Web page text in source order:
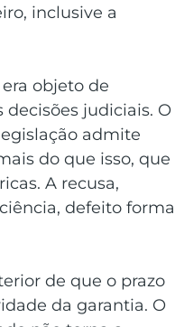
inclusive a
objeto de
decisões judiciais.
admite
do que isso, que
A recusa,
defeito
de que o prazo
da garantia. O